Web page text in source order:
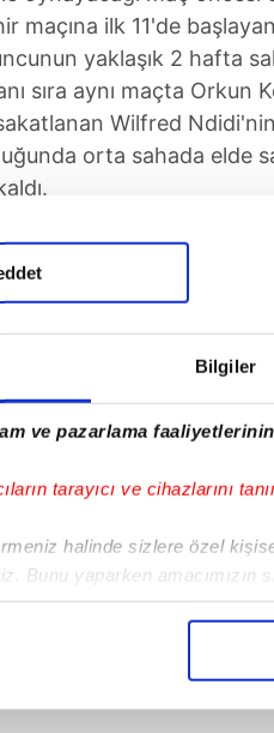
Bilgiler
ve pazarlama
tarayıcı ve cihazlarını
halinde sizlere özel
Bunu yaparken
elimizden gelen çabayı
maçına ilk 11'de
yaklaşık 2 hafta
sıra aynı maçta Orkun
Wilfred
orta sahada elde